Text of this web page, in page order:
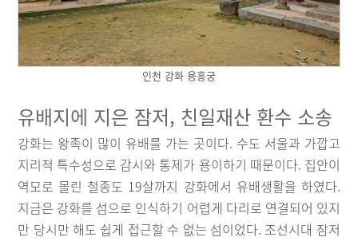
인천 강화 용흥궁
유배지에 지은 잠저, 친일재산 환수 소송
강화는 왕족이 많이 유배를 가는 곳이다. 수도 서울과 가깝고
지리적 특수성으로 감시와 통제가 용이하기 때문이다. 집안이
역모로 몰린 철종도 19살까지 강화에서 유배생활을 하였다.
지금은 강화를 섬으로 인식하기 어렵게 다리로 연결되어 있지
만 당시만 해도 쉽게 접근할 수 없는 섬이었다. 조선시대 잠저